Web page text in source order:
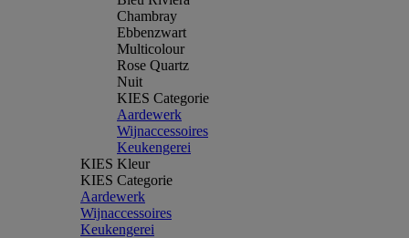
Chambray
Ebbenzwart
Multicolour
Rose Quartz
Nuit
KIES Categorie
Aardewerk
Wijnaccessoires
Keukengerei
KIES Kleur
KIES Categorie
Aardewerk
Wijnaccessoires
Keukengerei